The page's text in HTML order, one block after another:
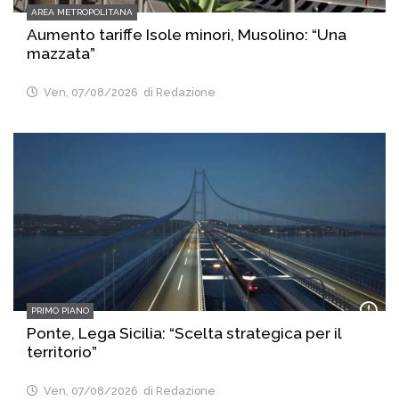
AREA METROPOLITANA
Aumento tariffe Isole minori, Musolino: “Una
mazzata”
Ven, 07/08/2026 di Redazione
PRIMO PIANO
Ponte, Lega Sicilia: “Scelta strategica per il
territorio”
Ven, 07/08/2026 di Redazione